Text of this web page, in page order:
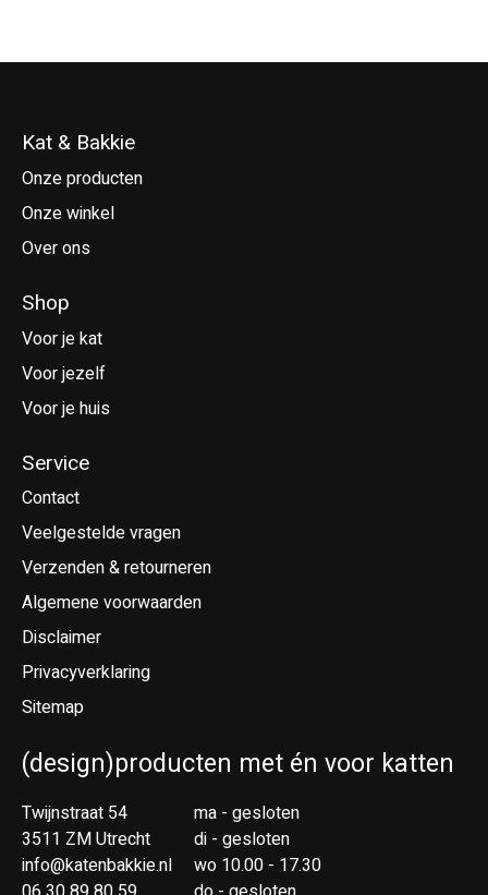
Kat & Bakkie
Onze producten
Onze winkel
Over ons
Shop
Voor je kat
Voor jezelf
Voor je huis
Service
Contact
Veelgestelde vragen
Verzenden & retourneren
Algemene voorwaarden
Disclaimer
Privacyverklaring
Sitemap
(design)producten met én voor katten
Twijnstraat 54
3511 ZM Utrecht
info@katenbakkie.nl
ma - gesloten
di - gesloten
wo 10.00 - 17.30